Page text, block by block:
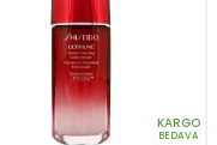
KARGO
BEDAVA